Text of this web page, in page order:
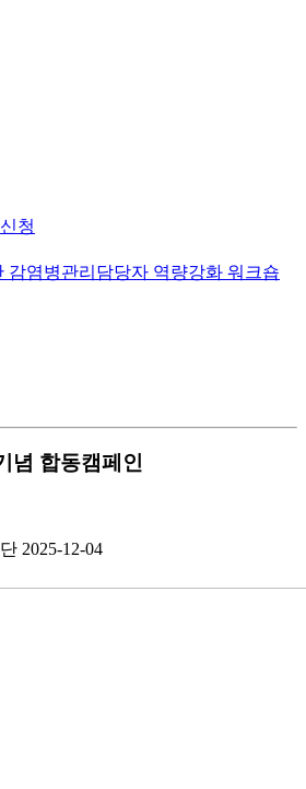
청
감염병관리담당자 역량강화 워크숍
념 합동캠페인
2025-12-04